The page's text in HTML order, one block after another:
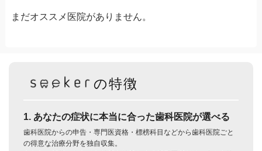
まだオススメ医院がありません。
の特徴
1. あなたの症状に本当に合った歯科医院が選べる
歯科医院からの申告・専門医資格・標榜科目などから歯科医院ごと
の得意な治療分野を独自収集。